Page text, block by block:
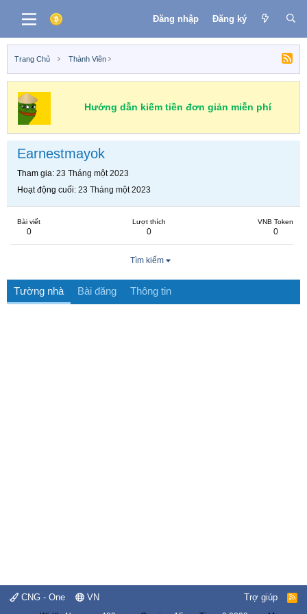
Đăng nhập Đăng ký
Trang Chủ Thành Viên
Hướng dẫn kiếm tiền đơn giản miễn phí
Earnestmayok
Tham gia 23 Tháng một 2023
Hoạt động cuối 23 Tháng một 2023
Bài viết
0
Lượt thích
0
VNB Token
0
Tìm kiếm
Tường nhà Bài đăng Thông tin
CNG - One VN Trợ giúp
R